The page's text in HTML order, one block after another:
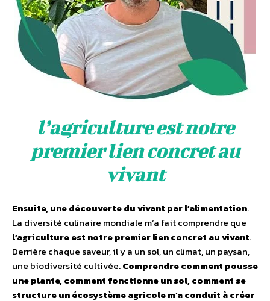
l’agriculture est notre
premier lien concret au
vivant
Ensuite, une découverte du vivant par l’alimentation.
La diversité culinaire mondiale m’a fait comprendre que
l’agriculture est notre premier lien concret au vivant.
Derrière chaque saveur, il y a un sol, un climat, un paysan,
une biodiversité cultivée.Comprendre comment pousse
une plante, comment fonctionne un sol, comment se
structure un écosystème agricole m’a conduit à créer